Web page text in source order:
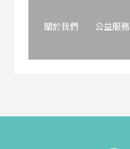
關於我們 公益服務